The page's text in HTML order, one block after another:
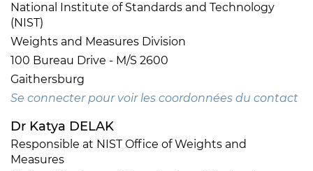
National Institute of Standards and Technology
(NIST)
Weights and Measures Division
100 Bureau Drive - M/S 2600
Gaithersburg
Se connecter pour voir les coordonnées du contact
Dr Katya DELAK
Responsible at NIST Office of Weights and
Measures